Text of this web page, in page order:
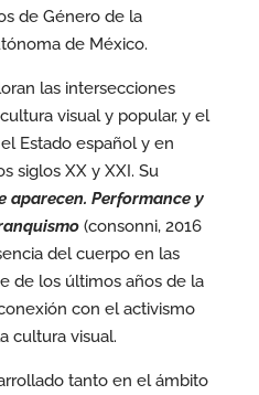
de Género de la
de México.
las intersecciones
visual y popular, y el
Estado español y en
siglos XX y XXI. Su
aparecen. Performance y
(consonni, 2016
del cuerpo en las
de los últimos años de la
con el activismo
cultura visual.
tanto en el ámbito